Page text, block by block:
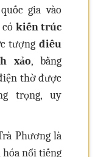
gia vào
có kiến trúc
tượng điêu
xảo, bằng
thờ được
trọng, uy
Phương là
nổi tiếng